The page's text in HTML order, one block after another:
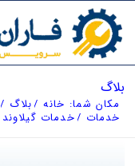
بلاگ
مکان شما: خانه /بلاگ /
خدمات /خدمات گیلاوند